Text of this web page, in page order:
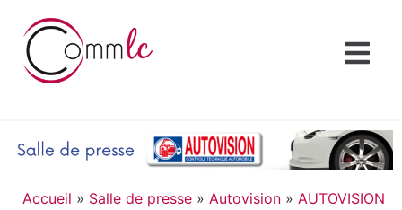
Accueil » Salle de presse » Autovision » AUTOVISION